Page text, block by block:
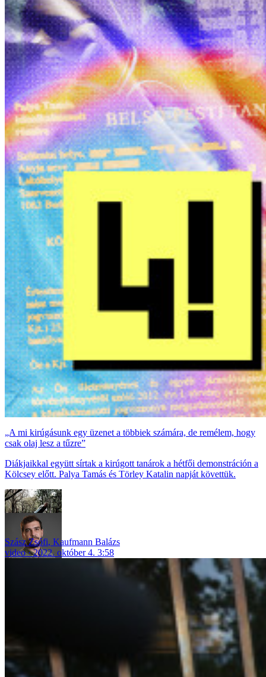
„A mi kirúgásunk egy üzenet a többiek számára, de remélem, hogy
csak olaj lesz a tűzre”
Diákjaikkal együtt sírtak a kirúgott tanárok a hétfői demonstráción a
Kölcsey előtt. Palya Tamás és Törley Katalin napját követtük.
Szász Zsófi, Kaufmann Balázs
video
2022. október 4. 3:58